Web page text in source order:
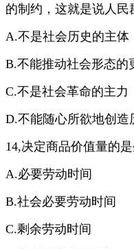
的制约，这就是说人民
A.不是社会历史的主体
B.不能推动社会形态的
C.不是社会革命的主力
D.不能随心所欲地创造
14,决定商品价值量的
A.必要劳动时间
B.社会必要劳动时间
C.剩余劳动时间